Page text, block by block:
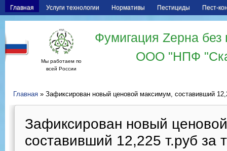
Главная Услуги технологии Нормативы Пестициды Пест-
Мы работаем по
всей России
Фумигация Zерна
ООО "НПФ
Главная » Зафиксирован новый ценовой максимум, составивший
Зафиксирован новый
составивший 12,225 т.руб за